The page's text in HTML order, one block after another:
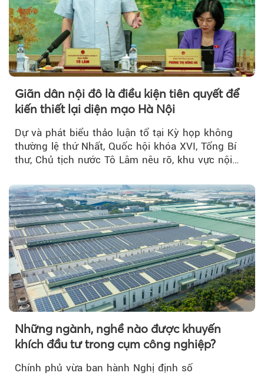
Giãn dân nội đô là điều kiện tiên quyết để
kiến thiết lại diện mạo Hà Nội
Dự và phát biểu thảo luận tổ tại Kỳ họp không
thường lệ thứ Nhất, Quốc hội khóa XVI, Tổng Bí
thư, Chủ tịch nước Tô Lâm nêu rõ, khu vực nội
Những ngành, nghề nào được khuyến
khích đầu tư trong cụm công nghiệp?
Chính phủ vừa ban hành Nghị định số